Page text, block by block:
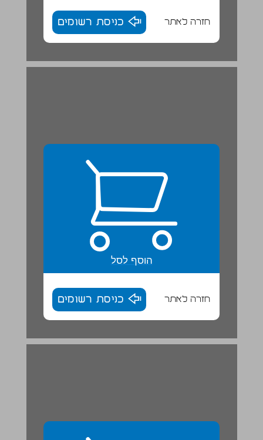
חזרה לאתר כניסת רשומים
מִזֶרַע לְצֶמַח צָעִיר ... 23
הוסף לסל
חזרה לאתר כניסת רשומים
הַאִם יֵשׁ נְבָטִים בֶּחָצֵר? ... 24